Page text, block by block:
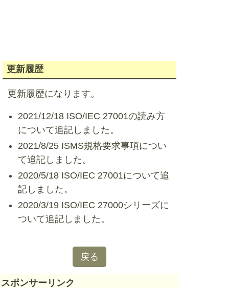
更新履歴
更新履歴になります。
2021/12/18 ISO/IEC 27001の読み方
について追記しました。
2021/8/25 ISMS規格要求事項につい
て追記しました。
2020/5/18 ISO/IEC 27001について追
記しました。
2020/3/19 ISO/IEC 27000シリーズに
ついて追記しました。
戻る
スポンサーリンク